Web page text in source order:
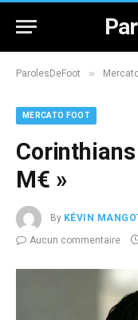
ParolesDeFoot »
MERCATO FOOT
Corinthians
M€ »
By KÉVIN
Aucun commentaire